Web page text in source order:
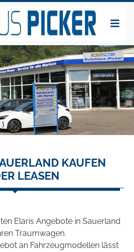
KAUFEN
LEASEN
Elaris Angebote in Sauerland
Traumwagen.
an Fahrzeugmodellen lässt